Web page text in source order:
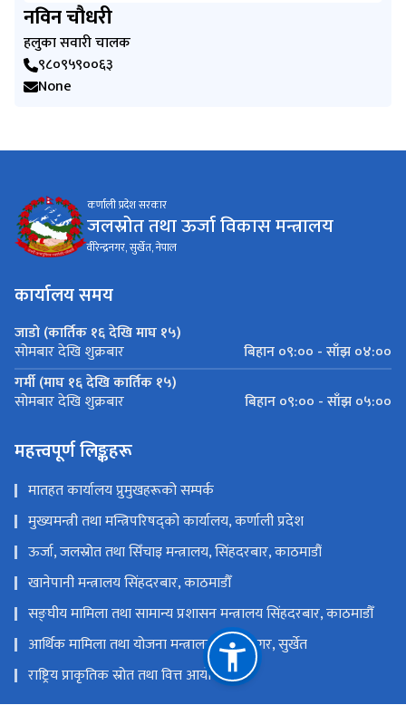
नविन चौधरी
हलुका सवारी चालक
९८०९५९००६३
None
कर्णाली प्रदेश सरकार
जलस्रोत तथा ऊर्जा विकास मन्त्रालय
वीरेन्द्रनगर, सुर्खेत, नेपाल
कार्यालय समय
जाडो (कार्तिक १६ देखि माघ १५)
सोमबार देखि शुक्रबार
बिहान ०९:०० - साँझ ०४:००
गर्मी (माघ १६ देखि कार्तिक १५)
सोमबार देखि शुक्रबार बिहान ०९:०० - साँझ ०५:००
महत्त्वपूर्ण लिङ्कहरू
मातहत कार्यालय प्रुमुखहरूको सम्पर्क
मुख्यमन्त्री तथा मन्त्रिपरिषद्को कार्यालय, कर्णाली प्रदेश
ऊर्जा, जलस्रोत तथा सिँचाइ मन्त्रालय, सिंहदरबार, काठमाडौं
खानेपानी मन्त्रालय सिंहदरबार, काठमाडौँ
सङ्‍घीय मामिला तथा सामान्य प्रशासन मन्त्रालय सिंहदरबार, काठमाडौँ
आर्थिक मामिला तथा योजना मन्त्रालय, वीरेन्द्रनगर, सुर्खेत
राष्ट्रिय प्राकृतिक स्रोत तथा वित्त आयोग